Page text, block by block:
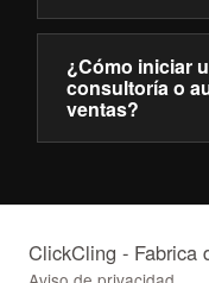
¿Cómo iniciar
consultoría o
ventas?
ClickCling - Fabrica